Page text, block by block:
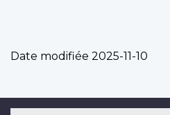
Date modifiée 2025-11-10